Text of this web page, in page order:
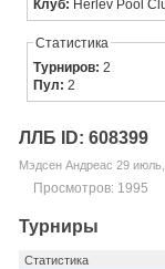
Клуб: Herlev Pool
Статистика
Турниров:2
Пул:2
ЛЛБ ID: 608399
Мэдсен Андреас 29
Просмотров: 1995
Турниры
Статистика